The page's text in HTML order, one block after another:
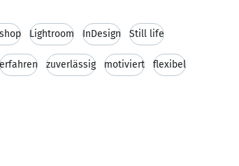
Lightroom InDesign Still life
erfahren zuverlässig motiviert flexibel